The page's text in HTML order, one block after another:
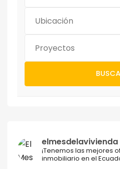
Ubicación
Proyectos
elmesdelavivienda
¡Tenemos las mejores
inmobiliario en el